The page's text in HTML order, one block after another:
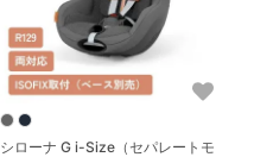
シローナ G i-Size（セパレートモ